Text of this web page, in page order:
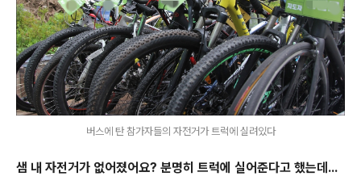
버스에 탄 참가자들의 자전거가 트럭에 실려있다
샘 내 자전거가 없어졌어요? 분명히 트럭에 실어준다고 했는데...